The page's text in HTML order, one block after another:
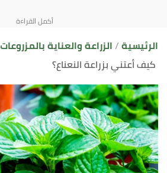
الرئيسية الزراعة والعناية بالمزروعات
كيف أعتني بزراعة النعناع؟